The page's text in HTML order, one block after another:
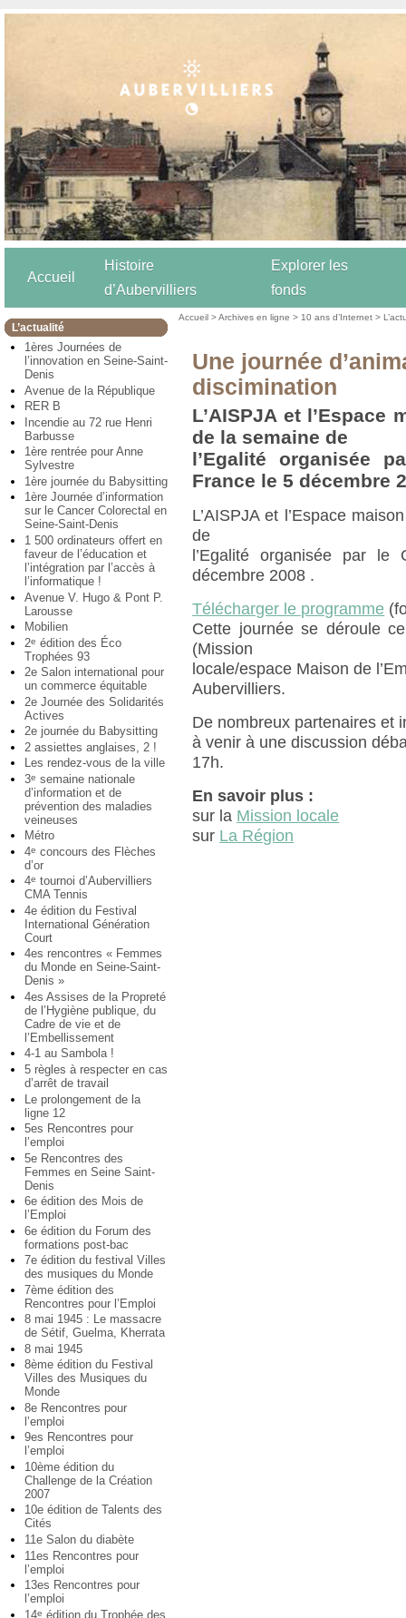
Accueil
Histoire
d’Aubervilliers
Explorer les
fonds
L’actualité
1ères Journées de
l’innovation en Seine-Saint-
Denis
Avenue de la République
RER B
Incendie au 72 rue Henri
Barbusse
1ère rentrée pour Anne
Sylvestre
1ère journée du Babysitting
1ère Journée d’information
sur le Cancer Colorectal en
Seine-Saint-Denis
1 500 ordinateurs offert en
faveur de l’éducation et
l’intégration par l’accès à
l’informatique !
Avenue V. Hugo & Pont P.
Larousse
Mobilien
2e édition des Éco
Trophées 93
2e Salon international pour
un commerce équitable
2e Journée des Solidarités
Actives
2e journée du Babysitting
2 assiettes anglaises, 2 !
Les rendez-vous de la ville
3e semaine nationale
d’information et de
prévention des maladies
veineuses
Métro
4e concours des Flèches
d’or
4e tournoi d’Aubervilliers
CMA Tennis
4e édition du Festival
International Génération
Court
4es rencontres « Femmes
du Monde en Seine-Saint-
Denis »
4es Assises de la Propreté
de l’Hygiène publique, du
Cadre de vie et de
l’Embellissement
4-1 au Sambola !
5 règles à respecter en cas
d’arrêt de travail
Le prolongement de la
ligne 12
5es Rencontres pour
l’emploi
5e Rencontres des
Femmes en Seine Saint-
Denis
6e édition des Mois de
l’Emploi
6e édition du Forum des
formations post-bac
7e édition du festival Villes
des musiques du Monde
7ème édition des
Rencontres pour l’Emploi
8 mai 1945 : Le massacre
de Sétif, Guelma, Kherrata
8 mai 1945
8ème édition du Festival
Villes des Musiques du
Monde
8e Rencontres pour
l’emploi
9es Rencontres pour
l’emploi
10ème édition du
Challenge de la Création
2007
10e édition de Talents des
Cités
11e Salon du diabète
11es Rencontres pour
l’emploi
13es Rencontres pour
l’emploi
14e édition du Trophée des
Accueil >Archives en ligne > 10 ans d’Internet >
Une journée
discimination
L’AISPJA et l’Espace
de la semaine de
l’Egalité organisée
France le 5 décembre
L’AISPJA et l’Espace
de
l’Egalité organisée par
décembre 2008 .
Télécharger le programme
Cette journée se déroule
(Mission
locale/espace Maison de
Aubervilliers.
De nombreux partenaires et
à venir à une discussion
17h.
En savoir plus :
sur la Mission locale
sur La Région